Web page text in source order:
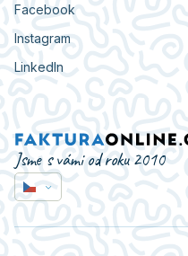
Facebook
Instagram
LinkedIn
Jsme s vámi od roku 2010